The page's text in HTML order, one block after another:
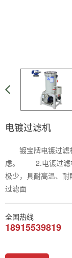
电镀过滤机
镀宝牌电镀过滤
虑。 2.电镀过滤机
极少，具耐高温、
过滤面
全国热线
18915539819